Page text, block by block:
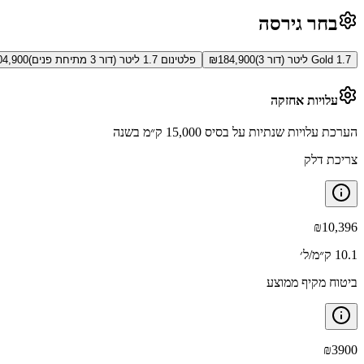
בחר גירסה
Gold 1.7 ליטר (דור 3) ₪184,900 פלטינום 1.7 ליטר (דור 3 מתיחת פנים)
עלויות אחזקה
הערכת עלויות שנתיות על בסיס 15,000 ק״מ בשנה
צריכת דלק
₪10,396
10.1 ק״מ/ל׳
ביטוח מקיף ממוצע
₪3900